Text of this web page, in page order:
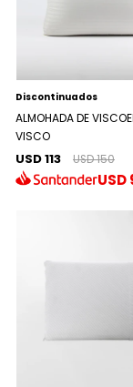
Discontinuados
ALMOHADA DE
VISCO
USD 113 USD 150
USD